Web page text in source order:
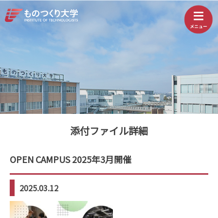
添付ファイル詳細
OPEN CAMPUS 2025年3月開催
2025.03.12